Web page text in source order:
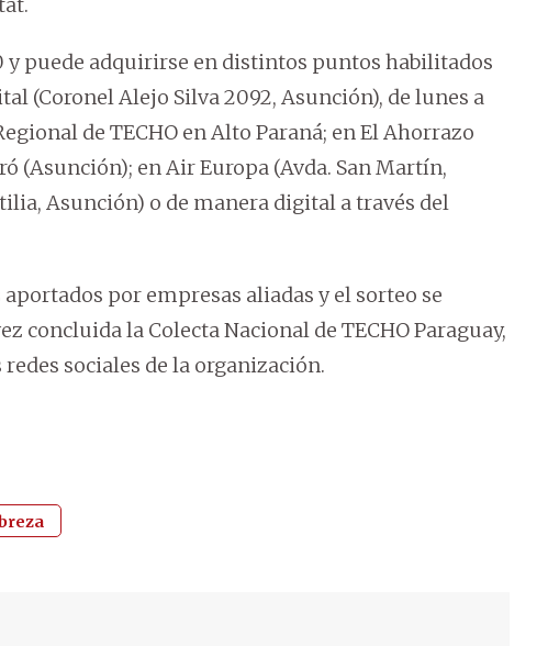
y puede adquirirse en distintos puntos habilitados
(Coronel Alejo Silva 2092, Asunción), de lunes a
de TECHO en Alto Paraná; en El Ahorrazo
(Asunción); en Air Europa (Avda. San Martín,
Asunción) o de manera digital a través del
por empresas aliadas y el sorteo se
concluida la Colecta Nacional de TECHO Paraguay,
sociales de la organización.